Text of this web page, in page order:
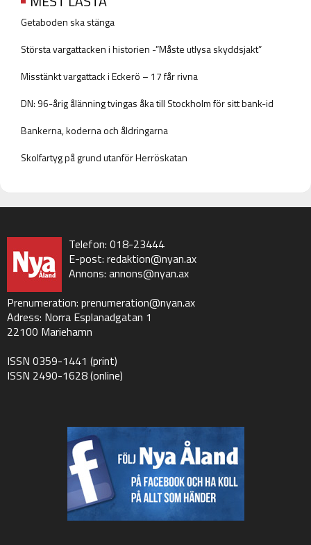
Getaboden ska stänga
Största vargattacken i historien -”Måste utlysa skyddsjakt”
Misstänkt vargattack i Eckerö – 17 får rivna
DN: 96-årig ålänning tvingas åka till Stockholm för sitt bank-id
Bankerna, koderna och åldringarna
Skolfartyg på grund utanför Herröskatan
Telefon: 018-23444
E-post: redaktion@nyan.ax
Annons: annons@nyan.ax
Prenumeration: prenumeration@nyan.ax
Adress: Norra Esplanadgatan 1
22100 Mariehamn
ISSN 0359-1441 (print)
ISSN 2490-1628 (online)